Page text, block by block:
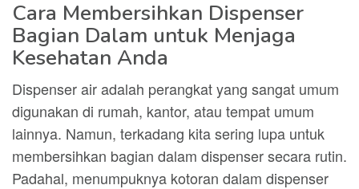
Cara Membersihkan Dispenser
Bagian Dalam untuk Menjaga
Kesehatan Anda
Dispenser air adalah perangkat yang sangat umum
digunakan di rumah, kantor, atau tempat umum
lainnya. Namun, terkadang kita sering lupa untuk
membersihkan bagian dalam dispenser secara rutin.
Padahal, menumpuknya kotoran dalam dispenser